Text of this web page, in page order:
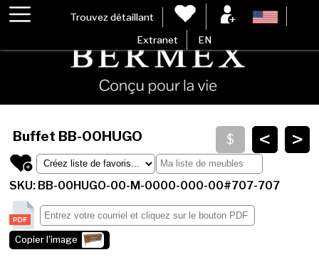
Trouvez détaillant
Extranet EN
>
<
Buffet BB-00HUGO
SKU: BB-00HUGO-00-M-0000-000-00#707-707
Copier l'image